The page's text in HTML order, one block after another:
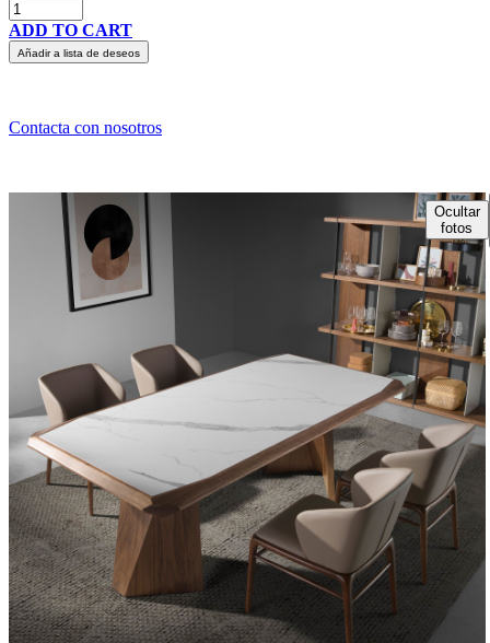
ADD TO CART
Añadir a lista de deseos
Contacta con nosotros
Ocultar
fotos